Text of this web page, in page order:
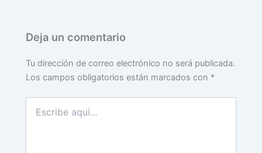
Deja un comentario
Tu dirección de correo electrónico no será publicada.
Los campos obligatorios están marcados con *
aquí...